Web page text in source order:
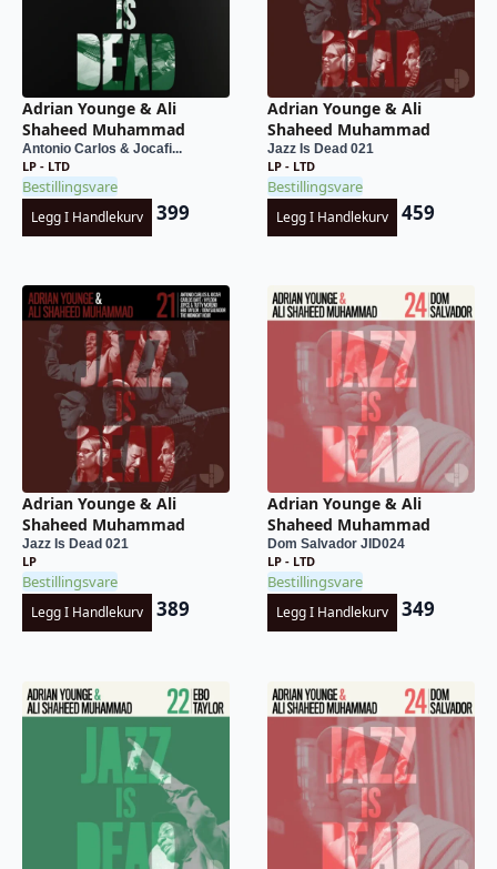
Adrian Younge & Ali
Shaheed Muhammad
Antonio Carlos & Jocafi...
LP - LTD
Bestillingsvare
Legg I Handlekurv 399
Adrian Younge & Ali
Shaheed Muhammad
Jazz Is Dead 021
LP - LTD
Bestillingsvare
Legg I Handlekurv 459
Adrian Younge & Ali
Shaheed Muhammad
Jazz Is Dead 021
LP
Bestillingsvare
Legg I Handlekurv 389
Adrian Younge & Ali
Shaheed Muhammad
Dom Salvador JID024
LP - LTD
Bestillingsvare
Legg I Handlekurv 349